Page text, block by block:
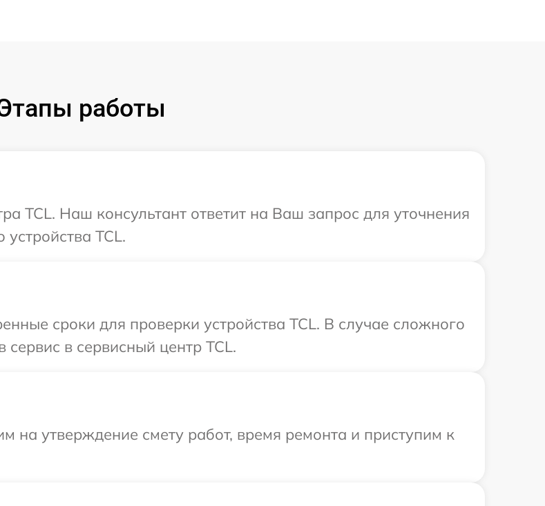
работы
TCL. Наш консультант ответит на Ваш запрос для уточнения
TCL.
сроки для проверки устройства TCL. В случае сложного
в сервисный центр TCL.
на утверждение смету работ, время ремонта и приступим к